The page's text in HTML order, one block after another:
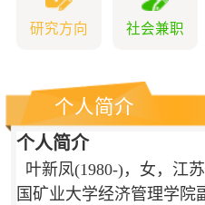
研究方向 社会兼职
个人简介
个人简介
叶新凤(1980-)，女，江
国矿业大学经济管理学院